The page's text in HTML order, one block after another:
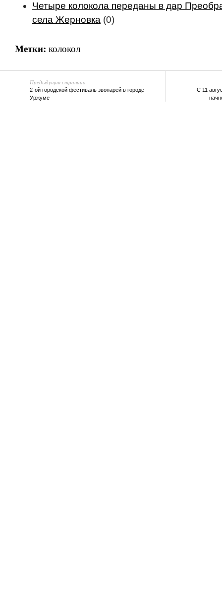
Четыре колокола переданы в дар
села Жерновка (0)
Метки: колокол
Предыдущая страница
2-ой городской фестиваль звонарей в городе
Уржуме
С 11